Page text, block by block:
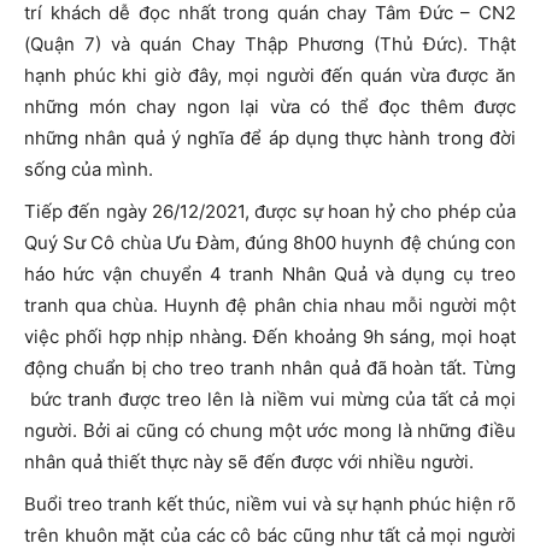
trí khách dễ đọc nhất trong quán chay Tâm Đức – CN2
(Quận 7) và quán Chay Thập Phương (Thủ Đức). Thật
hạnh phúc khi giờ đây, mọi người đến quán vừa được ăn
những món chay ngon lại vừa có thể đọc thêm được
những nhân quả ý nghĩa để áp dụng thực hành trong đời
sống của mình.
Tiếp đến ngày 26/12/2021, được sự hoan hỷ cho phép của
Quý Sư Cô chùa Ưu Đàm, đúng 8h00 huynh đệ chúng con
háo hức vận chuyển 4 tranh Nhân Quả và dụng cụ treo
tranh qua chùa. Huynh đệ phân chia nhau mỗi người một
việc phối hợp nhịp nhàng. Đến khoảng 9h sáng, mọi hoạt
động chuẩn bị cho treo tranh nhân quả đã hoàn tất. Từng
bức tranh được treo lên là niềm vui mừng của tất cả mọi
người. Bởi ai cũng có chung một ước mong là những điều
nhân quả thiết thực này sẽ đến được với nhiều người.
Buổi treo tranh kết thúc, niềm vui và sự hạnh phúc hiện rõ
trên khuôn mặt của các cô bác cũng như tất cả mọi người